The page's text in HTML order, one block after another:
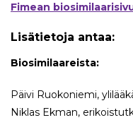
Fimean
Lisätietoja antaa:
Biosimilaareista:
Päivi Ruokoniemi,
Niklas Ekman,